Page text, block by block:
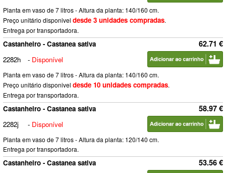
Planta em vaso de 7 litros - Altura da planta: 140/160 cm.
Preço unitário disponivel desde 3 unidades compradas.
Entrega por transportadora.
62.71 €
Castanheiro - Castanea sativa
2282h
- Disponível
Planta em vaso de 7 litros - Altura da planta: 140/160 cm.
Preço unitário disponivel desde 10 unidades compradas.
Entrega por transportadora.
58.97 €
Castanheiro - Castanea sativa
2282j
- Disponível
Planta em vaso de 7 litros - Altura da planta: 120/140 cm.
Entrega por transportadora.
53.56 €
Castanheiro - Castanea sativa